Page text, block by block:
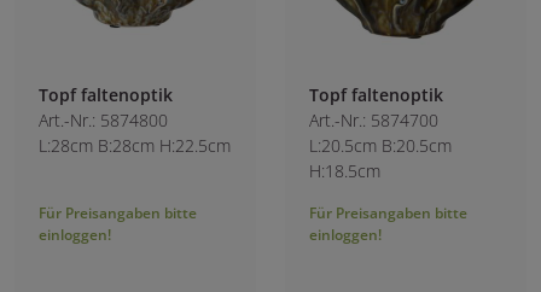
Topf faltenoptik
Art.-Nr.: 5874800
L:28cm B:28cm H:22.5cm
Für Preisangaben bitte
einloggen!
Topf faltenoptik
Art.-Nr.: 5874700
L:20.5cm B:20.5cm
H:18.5cm
Für Preisangaben bitte
einloggen!